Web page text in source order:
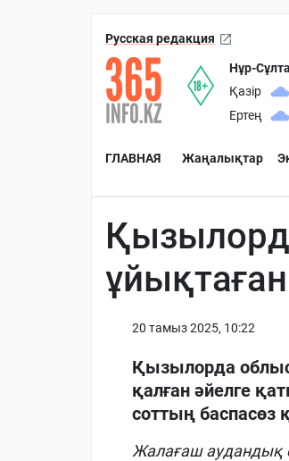
Русская редакция
Нұр-
Қазір
Ертең
ГЛАВНАЯ Жаңалықтар
20 тамыз 2025, 10:22
Қызылорда
қалған әйелге
соттың баспасөз
Жалағаш аудандық